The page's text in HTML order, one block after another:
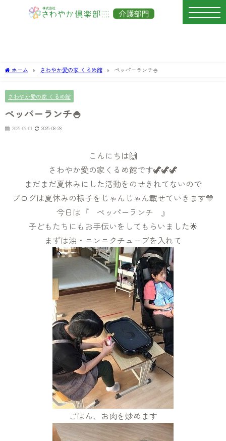
ホーム さわやか愛の家 くるめ館 ペッパーランチ🍚
さわやか愛の家 くるめ館
ペッパーランチ🍚
2025-09-01 2025-08-28
こんにちは🙌
さわやか愛の家くるめ館です🦖🦖🦖
まだまだ夏休みにした活動をのせきれてないので
ブログは夏休みの様子をじゃんじゃん載せていきます💛
今日は『 ペッパーランチ 』
子どもたちにもお手伝いをしてもらいました🌟
まずは油・ニンニクチューブを入れて
ごはん、お肉を炒めます